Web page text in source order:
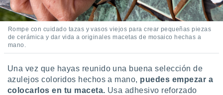
u
datos
momento
en
en
en
Rompe con cuidado tazas y vasos viejos para crear pequeñas piezas
de cerámica y dar vida a originales macetas de mosaico hechas a
mano.
Una vez que hayas reunido una buena selección de
azulejos coloridos hechos a mano, puedes empezar a
colocarlos en tu maceta. Usa adhesivo reforzado